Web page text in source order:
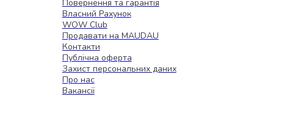
Повернення та гарантія
Власний Рахунок
WOW Club
Продавати на MAUDAU
Контакти
Публічна оферта
Захист персональних даних
Про нас
Вакансії